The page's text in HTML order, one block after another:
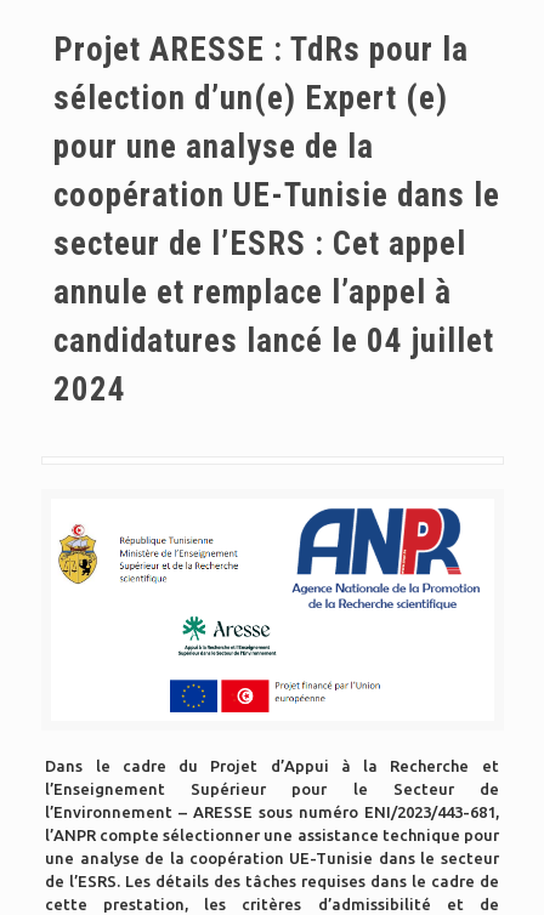
Projet ARESSE : TdRs pour la
sélection d’un(e) Expert (e)
pour une analyse de la
coopération UE-Tunisie dans le
secteur de l’ESRS : Cet appel
annule et remplace l’appel à
candidatures lancé le 04 juillet
2024
Dans le cadre du Projet d’Appui à la Recherche et
l’Enseignement Supérieur pour le Secteur de
l’Environnement – ARESSE sous numéro ENI/2023/443-681,
l’ANPR compte sélectionner une assistance technique pour
une analyse de la coopération UE-Tunisie dans le secteur
de l’ESRS. Les détails des tâches requises dans le cadre de
cette prestation, les critères d’admissibilité et de